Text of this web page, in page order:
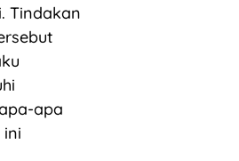
Tindakan
apa